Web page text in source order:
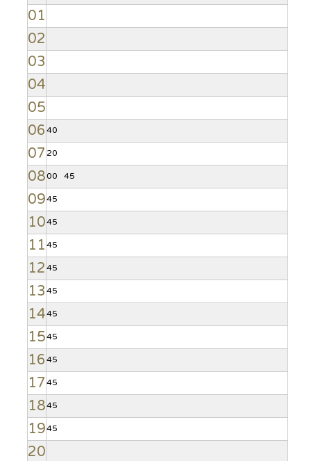
01
02
03
04
05
06 40
07 20
0800 45
0945
1045
11 45
12 45
13 45
1445
1545
16 45
17 45
1845
1945
20